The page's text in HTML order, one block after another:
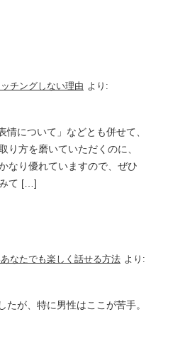
チングしない理由 より:
について」などとも併せて、
り方を磨いていただくのに、
なり優れていますので、ぜひ
て […]
なたでも楽しく話せる方法 より:
が、特に男性はここが苦手。